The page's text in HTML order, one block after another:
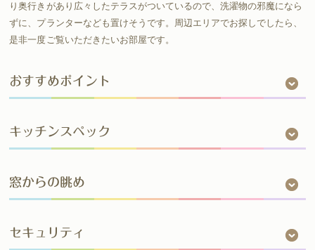
り奥行きがあり広々したテラスがついているので、洗濯物の邪魔になら
ずに、プランターなども置けそうです。周辺エリアでお探しでしたら、
是非一度ご覧いただきたいお部屋です。
おすすめポイント
キッチンスペック
窓からの眺め
セキュリティ